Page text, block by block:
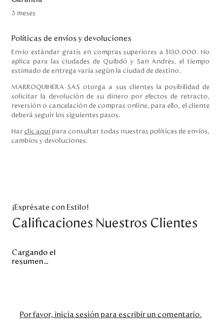
3 meses
Políticas de envíos y devoluciones
Envío estándar gratis en compras superiores a $150.000. No
aplica para las ciudades de Quibdó y San Andrés, el tiempo
estimado de entrega varía según la ciudad de destino.
MARROQUINERA SAS otorga a sus clientes la posibilidad de
solicitar la devolución de su dinero por efectos de retracto,
reversión o cancelación de compras online, para ello, el cliente
deberá seguir los siguientes pasos.
Haz clic aquí para consultar todas nuestras políticas de envíos,
cambios y devoluciones.
¡Exprésate con Estilo!
Calificaciones Nuestros Clientes
Cargando el
resumen…
Por favor, inicia sesión para escribir un comentario.